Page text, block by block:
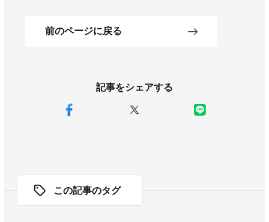
記事をシェアする
前のページに戻る
この記事のタグ